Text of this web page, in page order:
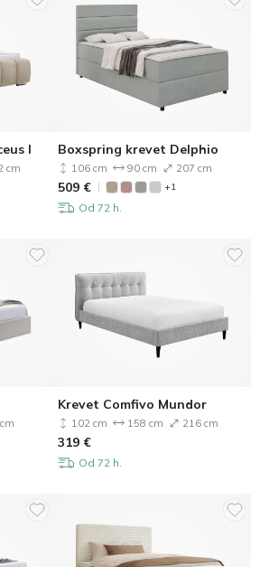
I
cm
Boxspring krevet Delphio
106 cm 90 cm 207 cm
509 € +1
Od 72 h.
Krevet Comfivo Mundor
102 cm 158 cm 216 cm
319 €
Od 72 h.